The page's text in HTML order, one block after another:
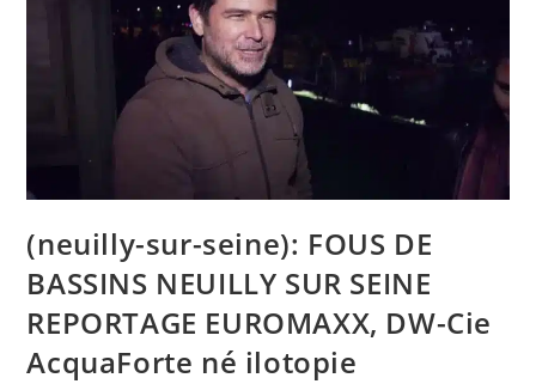
(neuilly-sur-seine): FOUS DE
BASSINS NEUILLY SUR SEINE
REPORTAGE EUROMAXX, DW-Cie
AcquaForte né ilotopie